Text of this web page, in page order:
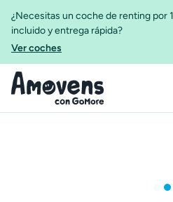
¿Necesitas un coche de renting por
incluido y entrega rápida?
Ver coches